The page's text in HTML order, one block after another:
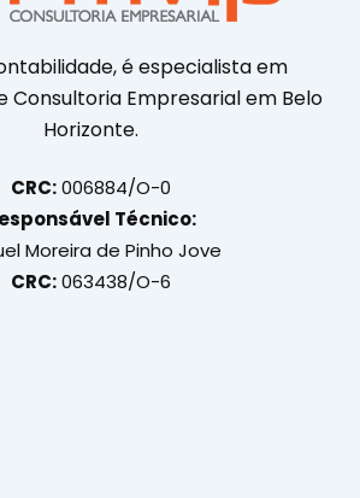
é especialista em
Consultoria Empresarial em Belo
Horizonte.
CRC:006884/O-0
Técnico:
Moreira de Pinho Jove
CRC:063438/O-6